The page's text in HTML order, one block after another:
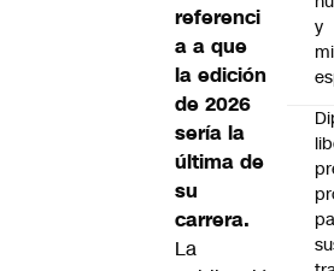
referenci
a a que
la edición
de 2026
sería la
última de
su
carrera.
La
y